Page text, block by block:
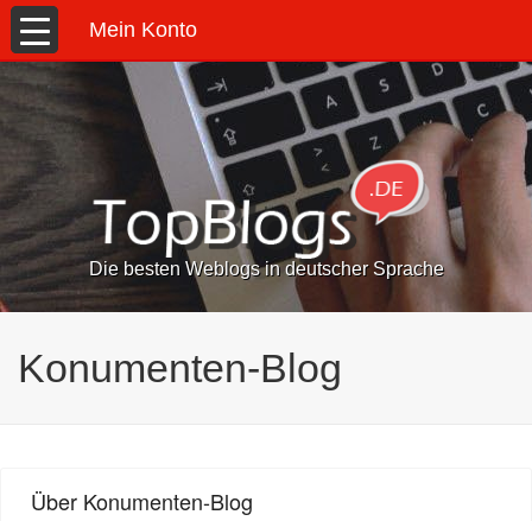
Mein Konto
Die besten Weblogs in deutscher Sprache
Konumenten-Blog
Über Konumenten-Blog